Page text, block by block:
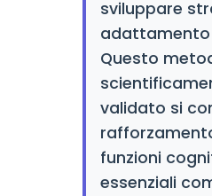
sviluppare
Questo
validato si
funzioni
essenziali